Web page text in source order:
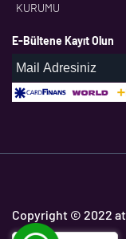
KURUMU
E-Bültene Kayıt Olun
Copyright © 2022